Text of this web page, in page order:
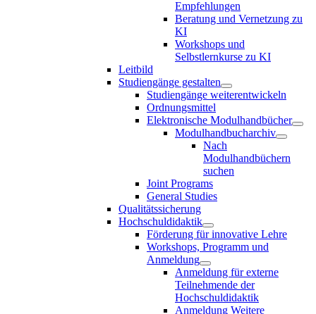
Empfehlungen
Beratung und Vernetzung zu
KI
Workshops und
Selbstlernkurse zu KI
Leitbild
Studiengänge gestalten
Studiengänge weiterentwickeln
Ordnungsmittel
Elektronische Modulhandbücher
Modulhandbucharchiv
Nach
Modulhandbüchern
suchen
Joint Programs
General Studies
Qualitätssicherung
Hochschuldidaktik
Förderung für innovative Lehre
Workshops, Programm und
Anmeldung
Anmeldung für externe
Teilnehmende der
Hochschuldidaktik
Anmeldung Weitere